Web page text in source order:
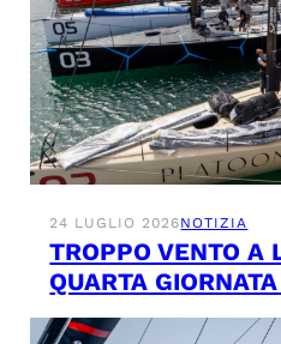
24 LUGLIO 2026NOTIZIA
TROPPO VENTO A
QUARTA